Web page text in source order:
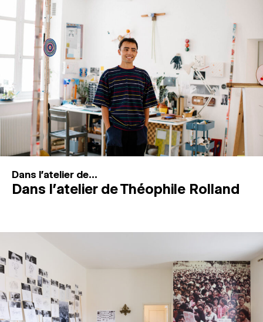
MAGAZINE
ESPACES DE PRATIQUE ARTISTIQUE ↓
Recherche
Connexion
Dans l'atelier de...
Dans l’atelier de Théophile Rolland